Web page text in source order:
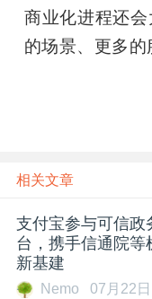
商业化进程还
的场景、更多的
相关文章
支付宝参与可信政
台，携手信通院等
新基建
Nemo 07月22